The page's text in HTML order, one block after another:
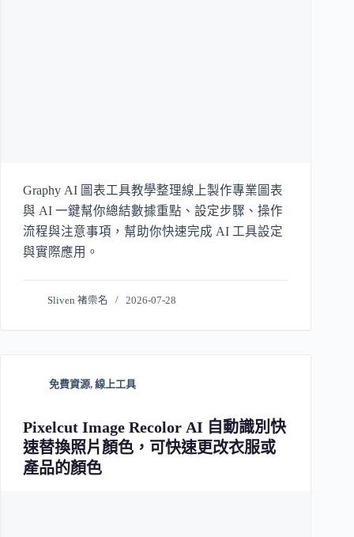
Graphy AI 圖表工具教學整理線上製作專業圖表
與 AI 一鍵幫你總結數據重點、設定步驟、操作
流程與注意事項，幫助你快速完成 AI 工具設定
與實際應用。
Sliven 褚崇名 2026-07-28
免費資源, 線上工具
Pixelcut Image Recolor AI 自動識別快
速替換照片顏色，可快速更改衣服或
產品的顏色